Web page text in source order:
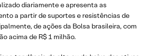
diariamente e apresenta as
a partir de suportes e resistências de
de ações da Bolsa brasileira, com
acima de R$ 1 milhão.